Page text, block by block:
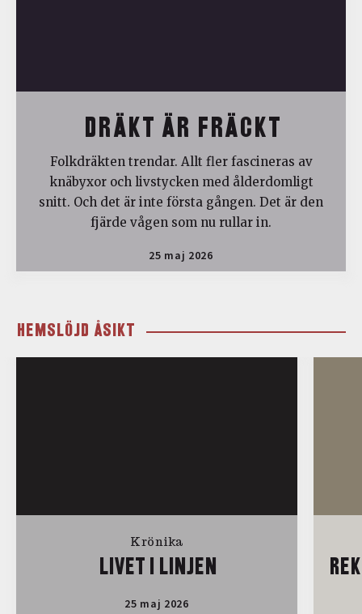
DRÄKT ÄR FRÄCKT
Folkdräkten trendar. Allt fler fascineras av
knäbyxor och livstycken med ålderdomligt
snitt. Och det är inte första gången. Det är den
fjärde vågen som nu rullar in.
25 maj 2026
HEMSLÖJD ÅSIKT
Krönika
LIVET I LINJEN
25 maj 2026